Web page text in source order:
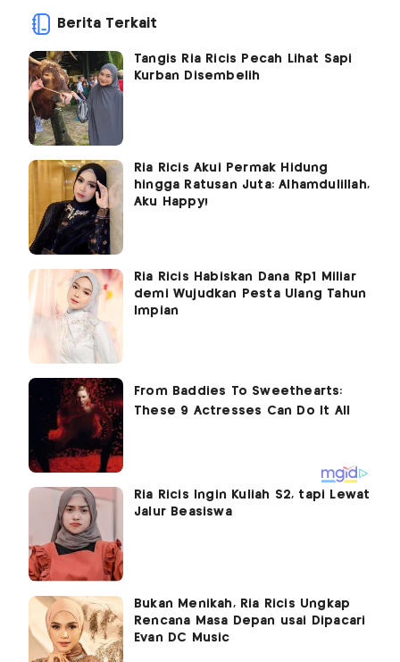
Berita Terkait
Tangis Ria Ricis Pecah Lihat Sapi
Kurban Disembelih
Ria Ricis Akui Permak Hidung
hingga Ratusan Juta: Alhamdulillah,
Aku Happy!
Ria Ricis Habiskan Dana Rp1 Miliar
demi Wujudkan Pesta Ulang Tahun
Impian
Ria Ricis Ingin Kuliah S2, tapi Lewat
Jalur Beasiswa
Bukan Menikah, Ria Ricis Ungkap
Rencana Masa Depan usai Dipacari
Evan DC Music